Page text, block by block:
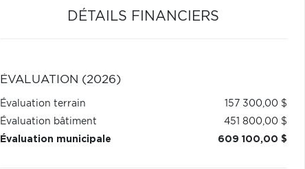
DÉTAILS FINANCIERS
ÉVALUATION (2026)
Évaluation terrain
157 300,00 $
Évaluation bâtiment
451 800,00 $
Évaluation municipale
609 100,00 $